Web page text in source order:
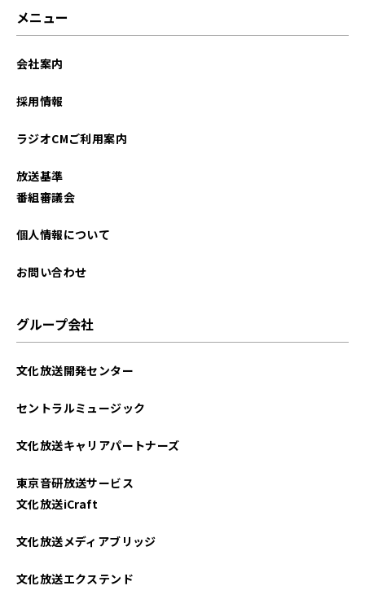
メニュー
会社案内
採用情報
ラジオCMご利用案内
放送基準
番組審議会
個人情報について
お問い合わせ
グループ会社
文化放送開発センター
セントラルミュージック
文化放送キャリアパートナーズ
東京音研放送サービス
文化放送iCraft
文化放送メディアブリッジ
文化放送エクステンド